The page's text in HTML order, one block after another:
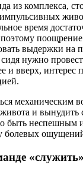
из комплекса,
время
выдержки на
нужно
и вверх, интерес
механическим
и вынудить
быть неспешным
болевых
«служить»